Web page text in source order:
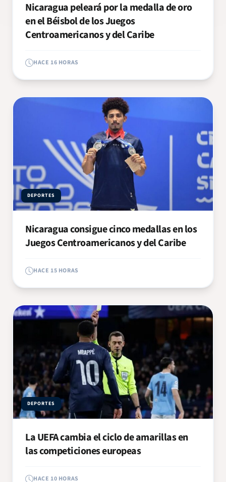
Nicaragua peleará por la medalla de oro
en el Béisbol de los Juegos
Centroamericanos y del Caribe
HACE 16 HORAS
DEPORTES
Nicaragua consigue cinco medallas en los
Juegos Centroamericanos y del Caribe
HACE 15 HORAS
DEPORTES
La UEFA cambia el ciclo de amarillas en
las competiciones europeas
HACE 10 HORAS